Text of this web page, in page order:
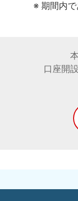
期間内
口座開